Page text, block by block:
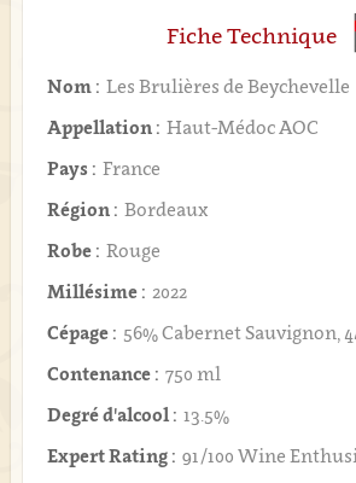
Fiche Technique
Nom : Les Brulières de Beychevelle
Appellation : Haut-Médoc AOC
Pays : France
Région : Bordeaux
Robe : Rouge
Millésime : 2022
Cépage : 56% Cabernet Sauvignon,
Contenance : 750 ml
Degré d'alcool : 13.5%
Expert Rating : 91/100 Wine